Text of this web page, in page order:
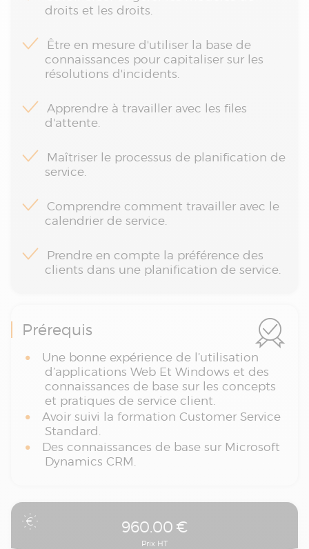
droits et les droits.
Être en mesure d'utiliser la base de
connaissances pour capitaliser sur les
résolutions d'incidents.
Apprendre à travailler avec les files
d'attente.
Maîtriser le processus de planification de
service.
Comprendre comment travailler avec le
calendrier de service.
Prendre en compte la préférence des
clients dans une planification de service.
Prérequis
Une bonne expérience de l’utilisation
d’applications Web Et Windows et des
connaissances de base sur les concepts
et pratiques de service client.
Avoir suivi la formation Customer Service
Standard.
Des connaissances de base sur Microsoft
Dynamics CRM.
960.00 €
Prix HT